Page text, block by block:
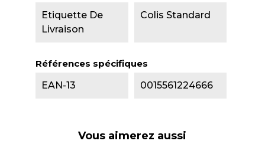
Etiquette De
Livraison
Colis Standard
Références spécifiques
EAN-13
0015561224666
Vous aimerez aussi